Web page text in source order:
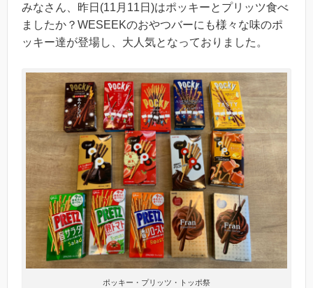
みなさん、昨日(11月11日)はポッキーとプリッツ食べ
ましたか？WESEEKのおやつバーにも様々な味のポ
ッキー達が登場し、大人気となっておりました。
ポッキー・プリッツ・トッポ祭